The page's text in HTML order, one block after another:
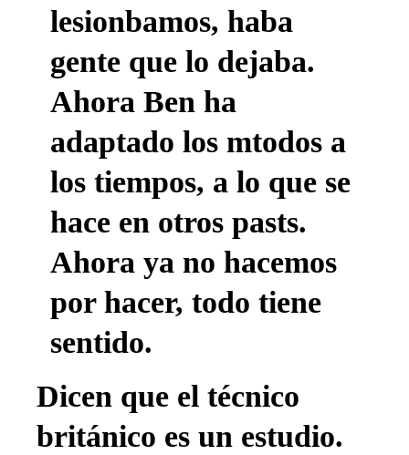
lesionbamos, haba
gente que lo dejaba.
Ahora Ben ha
adaptado los mtodos a
los tiempos, a lo que se
hace en otros pasts.
Ahora ya no hacemos
por hacer, todo tiene
sentido.
Dicen que el técnico
británico es un estudio.